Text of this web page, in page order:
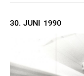
30. JUNI 1990